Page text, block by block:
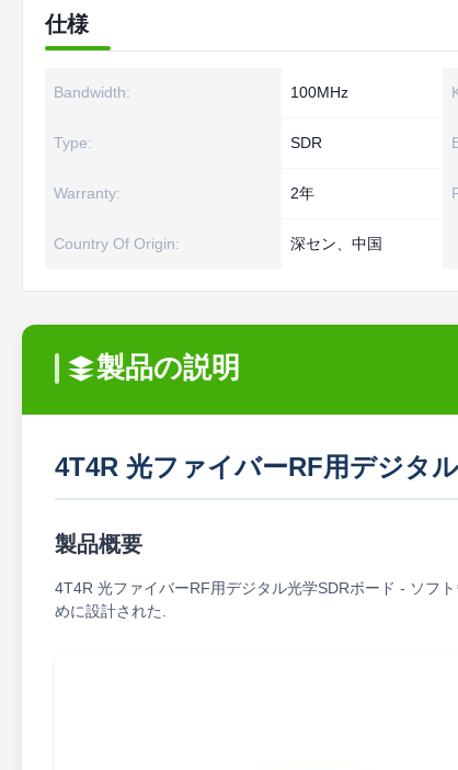
仕様
Bandwidth: 100MHz
Type: SDR
Warranty: 2年
Country Of Origin: 深セン、中国
製品の説明
4T4R 光ファイバーRF用デジタ
製品概要
4T4R 光ファイバーRF用デジタル光学SDRボード - ソフ
めに設計された.